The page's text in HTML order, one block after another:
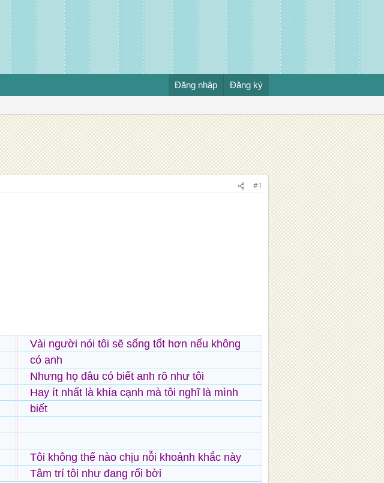
Đăng nhập Đăng ký
#1
Vài người nói tôi sẽ sống tốt hơn nếu không
có anh
Nhưng họ đâu có biết anh rõ như tôi
Hay ít nhất là khía cạnh mà tôi nghĩ là mình
biết
Tôi không thể nào chịu nỗi khoảnh khắc này
Tâm trí tôi như đang rối bời